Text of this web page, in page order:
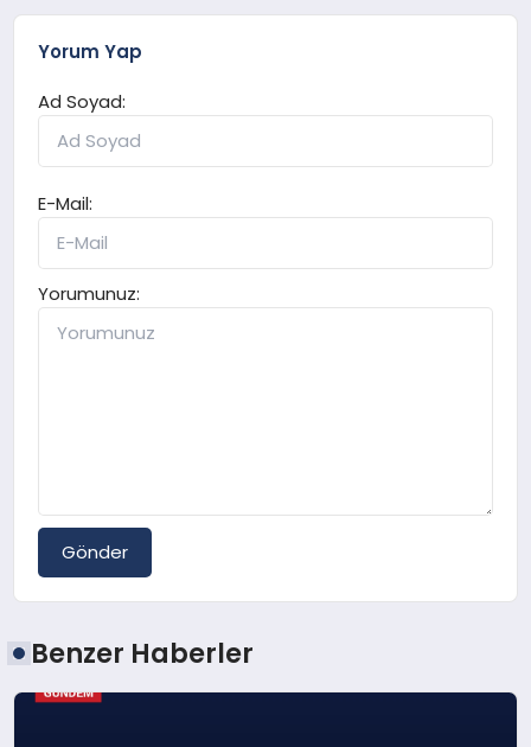
Yorum Yap
Ad Soyad:
E-Mail:
Yorumunuz:
Gönder
Benzer Haberler